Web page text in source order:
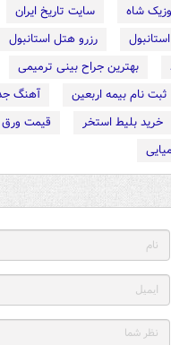
شاه
سایت تاریخ ایران
رزرو هتل استانبول
بهترین جراح بینی ترمیمی
ثبت نام بیمه اربعین
آهنگ
خرید بلیط استخر
قیمت